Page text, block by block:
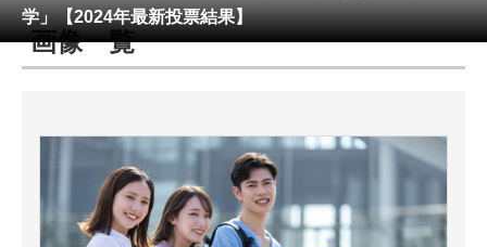
メディア
注目記事を集めた総合ページ
スマホと通信の最新トレンド
進化するPCとデバイスの未来
好きが集まる 比べて選べる
学」【2024年最新投票結果】
画像一覧